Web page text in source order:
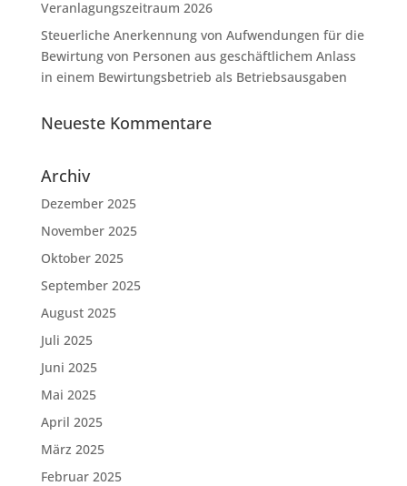
Veranlagungszeitraum 2026
Steuerliche Anerkennung von Aufwendungen für die
Bewirtung von Personen aus geschäftlichem Anlass
in einem Bewirtungsbetrieb als Betriebsausgaben
Neueste Kommentare
Archiv
Dezember 2025
November 2025
Oktober 2025
September 2025
August 2025
Juli 2025
Juni 2025
Mai 2025
April 2025
März 2025
Februar 2025